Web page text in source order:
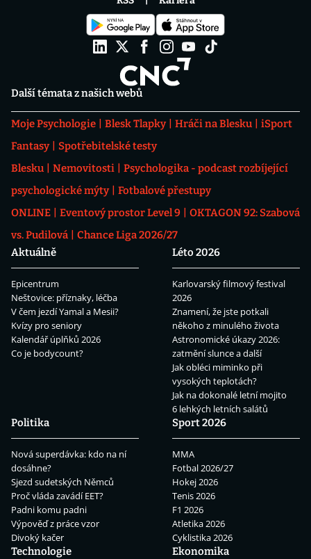
Další témata z našich webů
Moje Psychologie Blesk Tlapky Hráči na Blesku
iSport
Fantasy
Spotřebitelské testy
Blesku
Nemovitosti
Psychologika - podcast rozbíjející
psychologické mýty
Fotbalové přestupy
ONLINE
Eventový prostor Level 9
OKTAGON 92: Szabová
vs. Pudilová
Chance Liga 2026/27
Aktuálně
Epicentrum
Neštovice: příznaky, léčba
V čem jezdí Yamal a Mesii?
Kvízy pro seniory
Kalendář úplňků 2026
Co je bodycount?
Léto 2026
Karlovarský filmový festival
2026
Znamení, že jste potkali
někoho z minulého života
Astronomické úkazy 2026:
zatmění slunce a další
Jak obléci miminko při
vysokých teplotách?
Jak na dokonalé letní mojito
6 lehkých letních salátů
Politika
Nová superdávka: kdo na ní
dosáhne?
Sjezd sudetských Němců
Proč vláda zavádí EET?
Padni komu padni
Výpověď z práce vzor
Divoký kačer
Sport 2026
MMA
Fotbal 2026/27
Hokej 2026
Tenis 2026
F1 2026
Atletika 2026
Cyklistika 2026
Technologie
Ekonomika